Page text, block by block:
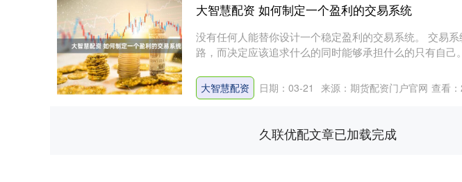
大智慧配资 如何制定一个盈利的交易系统
没有任何人能替你设计一个稳定盈利的交易系统。 交易
路，而决定应该追求什么的同时能够承担什么的只有自己
大智慧配资 日期：03-21 来源：期货配资门户官网 查看：
久联优配文章已加载完成